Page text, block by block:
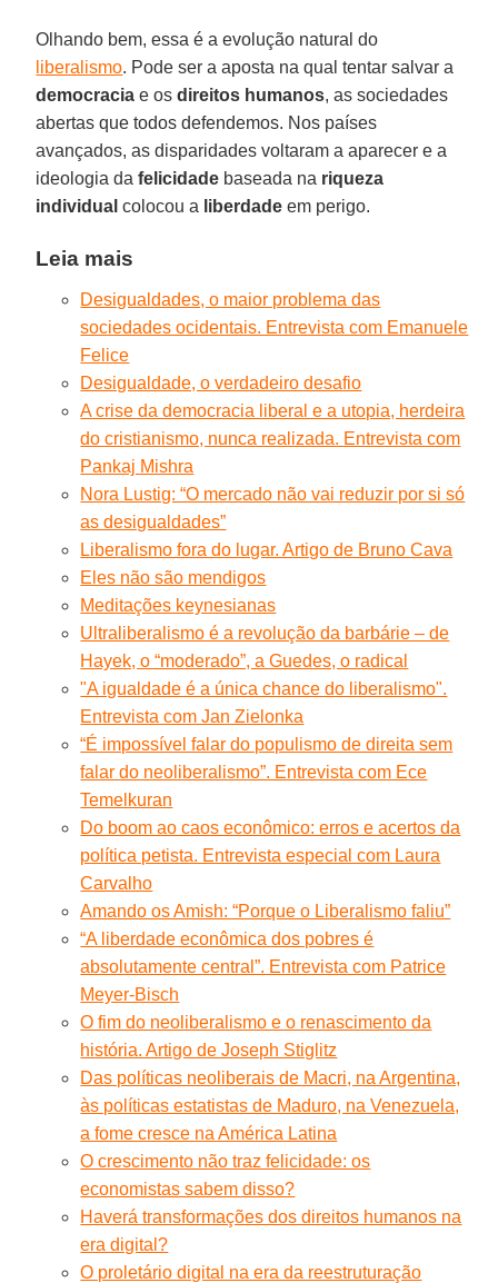
Olhando bem, essa é a evolução natural do
liberalismo. Pode ser a aposta na qual tentar salvar a
democracia e osdireitos humanos, as sociedades
abertas que todos defendemos. Nos países
avançados, as disparidades voltaram a aparecer e a
ideologia dafelicidade baseada na riqueza
individual colocou a liberdade em perigo.
Leia mais
Desigualdades, o maior problema das
sociedades ocidentais. Entrevista com Emanuele
Felice
Desigualdade, o verdadeiro desafio
A crise da democracia liberal e a utopia, herdeira
do cristianismo, nunca realizada. Entrevista com
Pankaj Mishra
Nora Lustig: “O mercado não vai reduzir por si só
as desigualdades”
Liberalismo fora do lugar. Artigo de Bruno Cava
Eles não são mendigos
Meditações keynesianas
Ultraliberalismo é a revolução da barbárie – de
Hayek, o “moderado”, a Guedes, o radical
"A igualdade é a única chance do liberalismo".
Entrevista com Jan Zielonka
“É impossível falar do populismo de direita sem
falar do neoliberalismo”. Entrevista com Ece
Temelkuran
Do boom ao caos econômico: erros e acertos da
política petista. Entrevista especial com Laura
Carvalho
Amando os Amish: “Porque o Liberalismo faliu”
“A liberdade econômica dos pobres é
absolutamente central”. Entrevista com Patrice
Meyer-Bisch
O fim do neoliberalismo e o renascimento da
história. Artigo de Joseph Stiglitz
Das políticas neoliberais de Macri, na Argentina,
às políticas estatistas de Maduro, na Venezuela,
a fome cresce na América Latina
O crescimento não traz felicidade: os
economistas sabem disso?
Haverá transformações dos direitos humanos na
era digital?
O proletário digital na era da reestruturação